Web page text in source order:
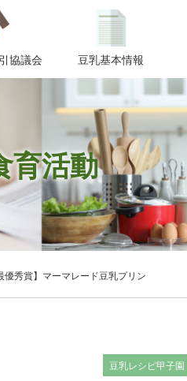
協議会 豆乳基本情報
育活動
秀賞】マーマレード豆乳プリン
豆乳レシピ甲子園